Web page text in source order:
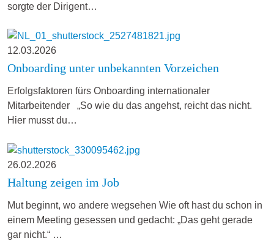
sorgte der Dirigent…
12.03.2026
Onboarding unter unbekannten Vorzeichen
Erfolgsfaktoren fürs Onboarding internationaler
Mitarbeitender „So wie du das angehst, reicht das nicht.
Hier musst du…
26.02.2026
Haltung zeigen im Job
Mut beginnt, wo andere wegsehen Wie oft hast du schon in
einem Meeting gesessen und gedacht: „Das geht gerade
gar nicht.“ …